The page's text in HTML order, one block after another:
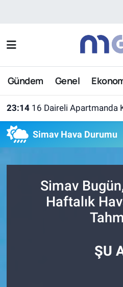
Gündem Genel
23:14 16 Daireli Apartmanda Korku
Simav Hava Durumu
Simav
Haftalık
ŞU
Nöbetçi Eczaneler
Hava Durumu
Son Dakika Haberleri